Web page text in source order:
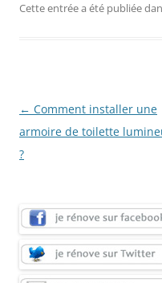
Cette entrée a été publiée
Navigation
des
articles
← Comment installer une
armoire de toilette
?